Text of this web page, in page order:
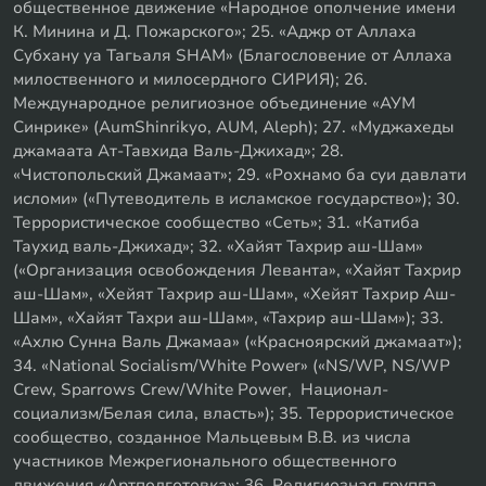
общественное движение «Народное ополчение имени
К. Минина и Д. Пожарского»; 25. «Аджр от Аллаха
Субхану уа Тагьаля SHAM» (Благословение от Аллаха
милоственного и милосердного СИРИЯ); 26.
Международное религиозное объединение «АУМ
Синрике» (AumShinrikyo, AUM, Aleph); 27. «Муджахеды
джамаата Ат-Тавхида Валь-Джихад»; 28.
«Чистопольский Джамаат»; 29. «Рохнамо ба суи давлати
исломи» («Путеводитель в исламское государство»); 30.
Террористическое сообщество «Сеть»; 31. «Катиба
Таухид валь-Джихад»; 32. «Хайят Тахрир аш-Шам»
(«Организация освобождения Леванта», «Хайят Тахрир
аш-Шам», «Хейят Тахрир аш-Шам», «Хейят Тахрир Аш-
Шам», «Хайят Тахри аш-Шам», «Тахрир аш-Шам»); 33.
«Ахлю Сунна Валь Джамаа» («Красноярский джамаат»);
34. «National Socialism/White Power» («NS/WP, NS/WP
Crew, Sparrows Crew/White Power, Национал-
социализм/Белая сила, власть»); 35. Террористическое
сообщество, созданное Мальцевым В.В. из числа
участников Межрегионального общественного